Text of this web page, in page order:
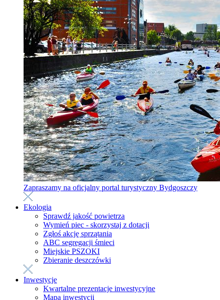
Zapraszamy na oficjalny portal turystyczny Bydgoszczy
Ekologia
Sprawdź jakość powietrza
Wymień piec - skorzystaj z dotacji
Zgłoś akcję sprzątania
ABC segregacji śmieci
Miejskie PSZOKI
Zbieranie deszczówki
Inwestycje
Kwartalne prezentacje inwestycyjne
Mapa inwestycji